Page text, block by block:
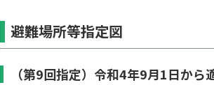
避難場所等指定図
（第9回指定）令和4年9月1日から